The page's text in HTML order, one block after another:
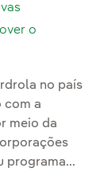
o
no país
com a
meio da
programa...